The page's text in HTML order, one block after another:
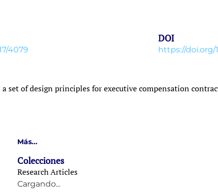
4079
DOI
https://doi.org/
a set of design principles for executive compensation
Más...
Colecciones
Research Articles
Cargando...